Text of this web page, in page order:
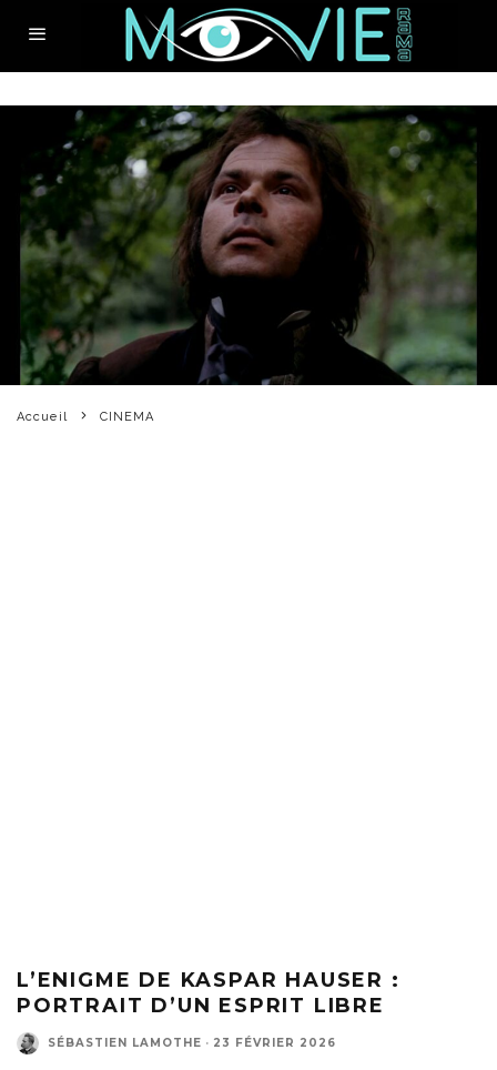
Accueil CINEMA
L’ENIGME DE KASPAR HAUSER :
PORTRAIT D’UN ESPRIT LIBRE
SÉBASTIEN LAMOTHE · 23 FÉVRIER 2026